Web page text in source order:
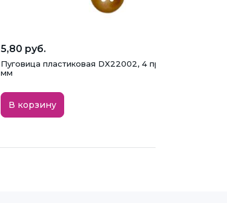
5,80 руб.
Пуговица пластиковая DX22002, 4 прокола, бежевая,
мм
В корзину